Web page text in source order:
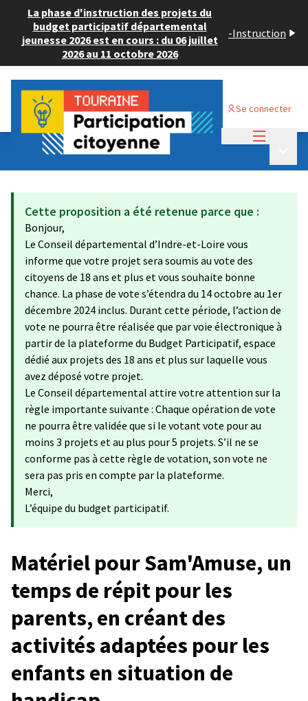
La phase d'instruction des projets du
budget participatif départemental
jeunesse 2026 est en cours : du 06 juillet
2026 au 11 octobre 2026
-Instruction
Se connecter
Budget Participatif ADULTE 2024
💡 Déposer un projet
Cette proposition a été retenue parce que :
Bonjour,
Le Conseil départemental d’Indre-et-Loire vous
informe que votre projet sera soumis au vote des
citoyens de 18 ans et plus et vous souhaite bonne
chance. La phase de vote s’étendra du 14 octobre au 1er
décembre 2024 inclus. Durant cette période, l’action de
vote ne pourra être réalisée que par voie électronique à
partir de la plateforme du Budget Participatif, espace
dédié aux projets des 18 ans et plus sur laquelle vous
avez déposé votre projet.
Le Conseil départemental attire votre attention sur la
règle importante suivante : Chaque opération de vote
ne pourra être validée que si le votant vote pour au
moins 3 projets et au plus pour 5 projets. S’il ne se
conforme pas à cette règle de votation, son vote ne
sera pas pris en compte par la plateforme.
Merci,
L’équipe du budget participatif.
Matériel pour Sam'Amuse, un
temps de répit pour les
parents, en créant des
activités adaptées pour les
enfants en situation de